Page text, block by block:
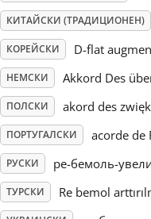
Türkçe
简体中文
繁體中文
КИТАЙСКИ (ТРАДИЦИОНЕН)
КОРЕЙСКИ D-flat
НЕМСКИ Akkord Des
ПОЛСКИ akord des
ПОРТУГАЛСКИ acorde de
РУСКИ ре-бемоль-
ТУРСКИ Re bemol